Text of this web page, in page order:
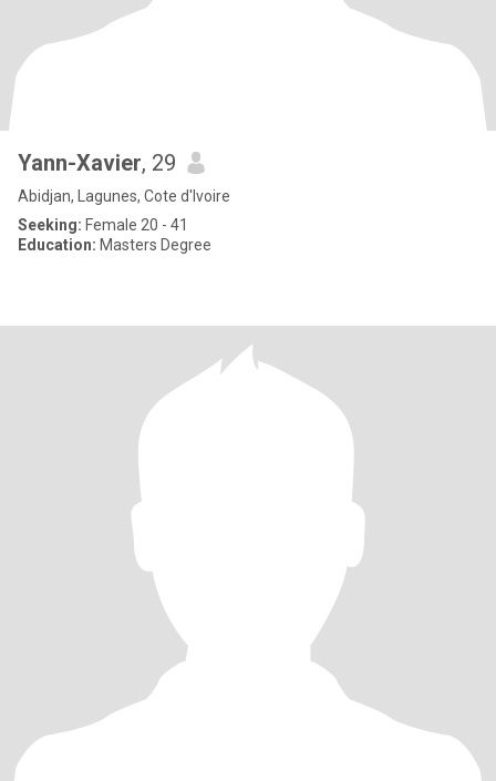
Yann-Xavier, 29
Abidjan, Lagunes, Cote d'Ivoire
Seeking: Female 20 - 41
Education: Masters Degree